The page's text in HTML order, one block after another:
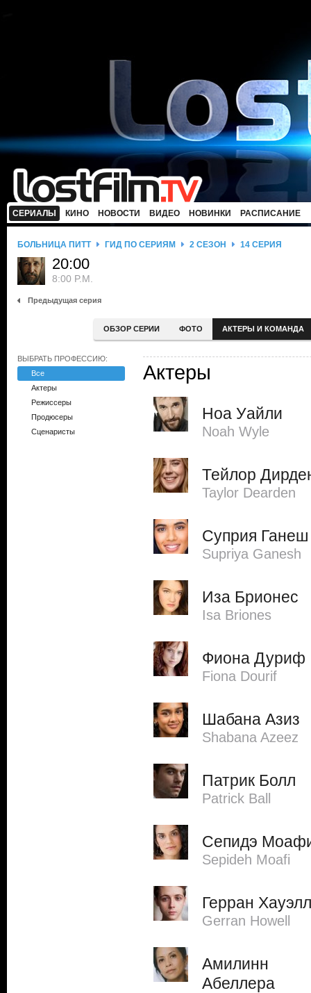
СЕРИАЛЫ КИНО НОВОСТИ ВИДЕО НОВИНКИ РАСПИСАНИЕ
БОЛЬНИЦА ПИТТ ГИД ПО СЕРИЯМ 2 СЕЗОН 14 СЕРИЯ
20:00
8:00 P.M.
Предыдущая серия
ОБЗОР СЕРИИ ФОТО АКТЕРЫ И КОМАНДА
ВЫБРАТЬ ПРОФЕССИЮ:
Все
Актеры
Режиссеры
Продюсеры
Сценаристы
Актеры
Ноа Уайли
Noah Wyle
Тейлор
Taylor Dearden
Суприя Ганеш
Supriya Ganesh
Иза Брионес
Isa Briones
Фиона Дуриф
Fiona Dourif
Шабана Азиз
Shabana Azeez
Патрик Болл
Patrick Ball
Сепидэ
Sepideh Moafi
Герран Хауэлл
Gerran Howell
Амилинн
Абеллера